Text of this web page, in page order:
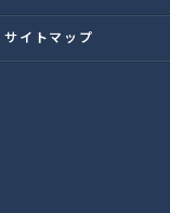
サイトマップ